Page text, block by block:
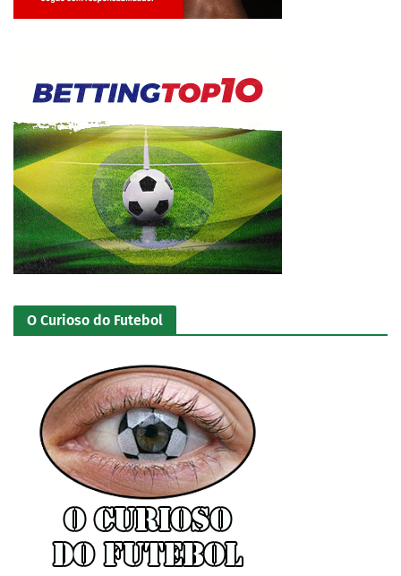
Jogue com responsabilidade. 18+
O Curioso do Futebol